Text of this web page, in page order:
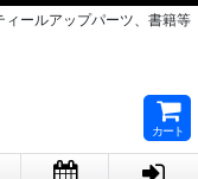
ールアップパーツ、書籍等
カート